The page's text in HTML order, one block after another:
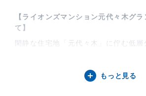
【ライオンズマンション元代々木グ
て】
閑静な住宅地「元代々木」に佇む低層
と共用部にはパティオを配置。
もっと見る